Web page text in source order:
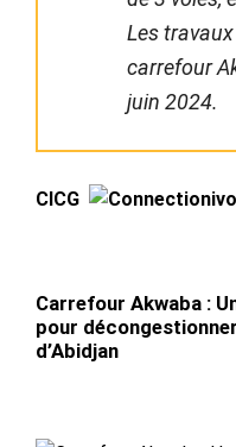
Les
carrefour
juin 2024.
CICG
Carrefour Akwaba :
pour
d’Abidjan